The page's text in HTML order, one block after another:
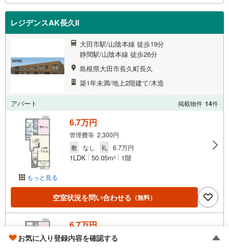
レジデンスAK長久II
大田市駅/山陰本線 徒歩19分
静間駅/山陰本線 徒歩26分
島根県大田市長久町長久
築1年未満/地上2階建て/木造
アパート 掲載物件 14件
もっと見る
6.7万円
管理費等 2,300円
敷
なし 礼 6.7万円
1LDK 50.05m2 1階
空室状況を問い合わせる （無料）
6.7万円
管理費等 2,300円
お気に入り登録内容を確認する